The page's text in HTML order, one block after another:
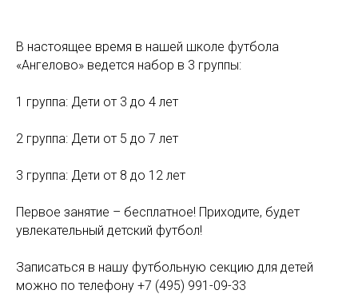
В настоящее время в нашей школе футбола
«Ангелово» ведется набор в 3 группы:
1 группа: Дети от 3 до 4 лет
2 группа: Дети от 5 до 7 лет
3 группа: Дети от 8 до 12 лет
Первое занятие – бесплатное! Приходите, будет
увлекательный детский футбол!
Записаться в нашу футбольную секцию для детей
можно по телефону +7 (495) 991-09-33